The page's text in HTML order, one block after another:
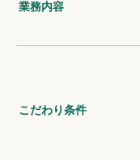
業務内容
こだわり条件